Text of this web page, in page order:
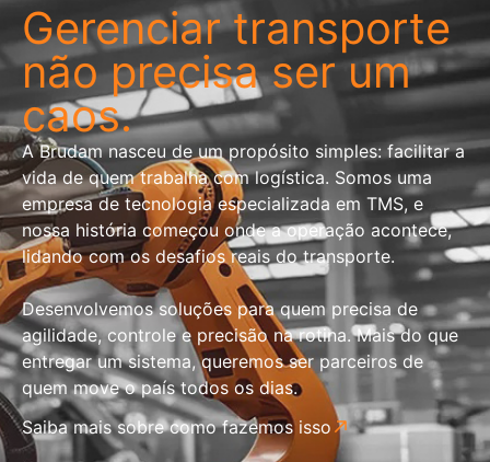
Gerenciar transporte
não precisa ser um
caos.
A Brudam nasceu de um propósito simples: facilitar a
vida de quem trabalha com logística. Somos uma
empresa de tecnologia especializada em TMS, e
nossa história começou onde a operação acontece,
lidando com os desafios reais do transporte.
Desenvolvemos soluções para quem precisa de
agilidade, controle e precisão na rotina. Mais do que
entregar um sistema, queremos ser parceiros de
quem move o país todos os dias.
Saiba mais sobre como fazemos isso